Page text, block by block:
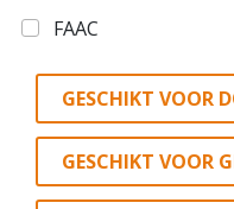
FAAC
GESCHIKT VOOR
GESCHIKT VOOR